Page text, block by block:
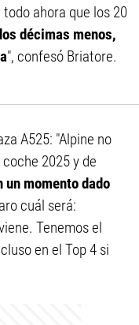
ahora que los 20
décimas menos,
", confesó Briatore.
A525: "Alpine no
2025 y de
un momento dado
cuál será:
Tenemos el
en el Top 4 si